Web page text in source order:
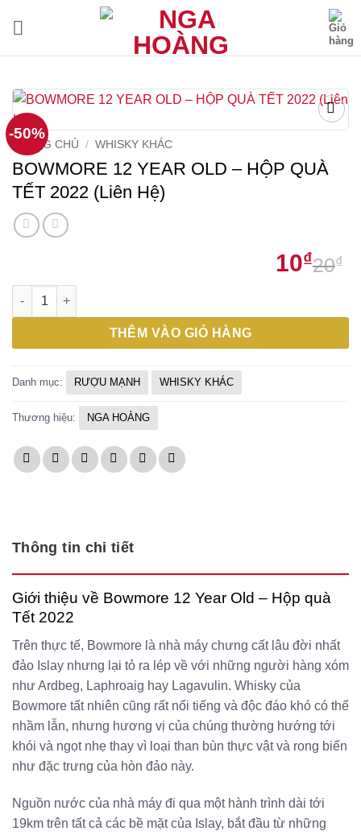
-50%
TRANG CHỦ / WHISKY KHÁC
BOWMORE 12 YEAR OLD – HỘP QUÀ
TẾT 2022 (Liên Hệ)
20₫
10₫
BOWMORE 12 YEAR OLD – HỘP QUÀ TẾT 2022 (Liên Hệ) số
THÊM VÀO GIỎ HÀNG
Danh mục: RƯỢU MẠNH WHISKY KHÁC
Thương hiệu: NGA HOÀNG
Thông tin chi tiết
Giới thiệu về Bowmore 12 Year Old – Hộp quà
Tết 2022
Trên thực tế, Bowmore là nhà máy chưng cất lâu đời nhất
đảo Islay nhưng lại tỏ ra lép về với những người hàng xóm
như Ardbeg, Laphroaig hay Lagavulin. Whisky của
Bowmore tất nhiên cũng rất nổi tiếng và độc đáo khó có thể
nhầm lẫn, nhưng hương vị của chúng thường hướng tới
khói và ngọt nhẹ thay vì loại than bùn thực vật và rong biển
như đặc trưng của hòn đảo này.
Nguồn nước của nhà máy đi qua một hành trình dài tới
19km trên tất cả các bề mặt của Islay, bắt đầu từ những